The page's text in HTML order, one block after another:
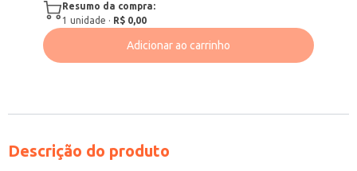
Resumo da compra:
1 unidade · R$ 0,00
Adicionar ao carrinho
Descrição do produto